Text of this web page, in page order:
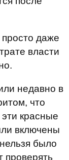
даже
власти
недавно в
что
красные
включены
было
проверять